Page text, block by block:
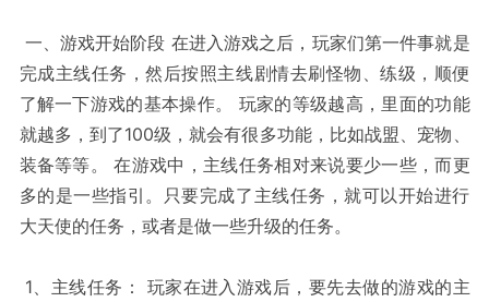
一、游戏开始阶段 在进入游戏之后，玩家们第一件事就是
完成主线任务，然后按照主线剧情去刷怪物、练级，顺便
了解一下游戏的基本操作。 玩家的等级越高，里面的功能
就越多，到了100级，就会有很多功能，比如战盟、宠物、
装备等等。 在游戏中，主线任务相对来说要少一些，而更
多的是一些指引。只要完成了主线任务，就可以开始进行
大天使的任务，或者是做一些升级的任务。
1、主线任务： 玩家在进入游戏后，要先去做的游戏的主